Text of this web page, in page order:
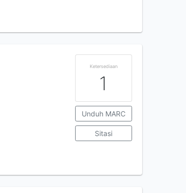
Ketersediaan
1
Unduh MARC
Sitasi